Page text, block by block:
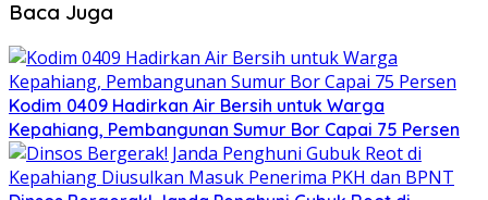
Baca Juga
Kodim 0409 Hadirkan Air Bersih untuk Warga
Kepahiang, Pembangunan Sumur Bor Capai 75 Persen